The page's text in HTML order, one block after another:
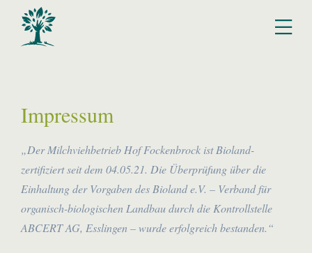
Inhalt
springen
HOF
FOCKENBROCK
FINDEN
Impressum
„Der Milchviehbetrieb Hof Fockenbrock ist Bioland-
zertifiziert seit dem 04.05.21. Die Überprüfung über die
Einhaltung der Vorgaben des Bioland e.V. – Verband für
organisch-biologischen Landbau durch die Kontrollstelle
ABCERT AG, Esslingen – wurde erfolgreich bestanden.“